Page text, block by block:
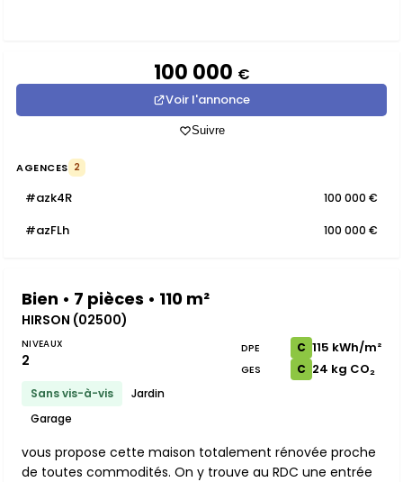
100 000 €
Voir l'annonce
Suivre
AGENCES 2
#azk4R 100 000 €
#azFLh 100 000 €
Bien • 7 pièces • 110 m²
HIRSON (02500)
NIVEAUX
2
Sans vis-à-vis
Jardin
Garage
DPE C 115 kWh/m²
GES C 24 kg CO₂
vous propose cette maison totalement rénovée proche
de toutes commodités. On y trouve au RDC une entrée